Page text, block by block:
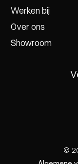
Werken bij
Over ons
Showroom
©